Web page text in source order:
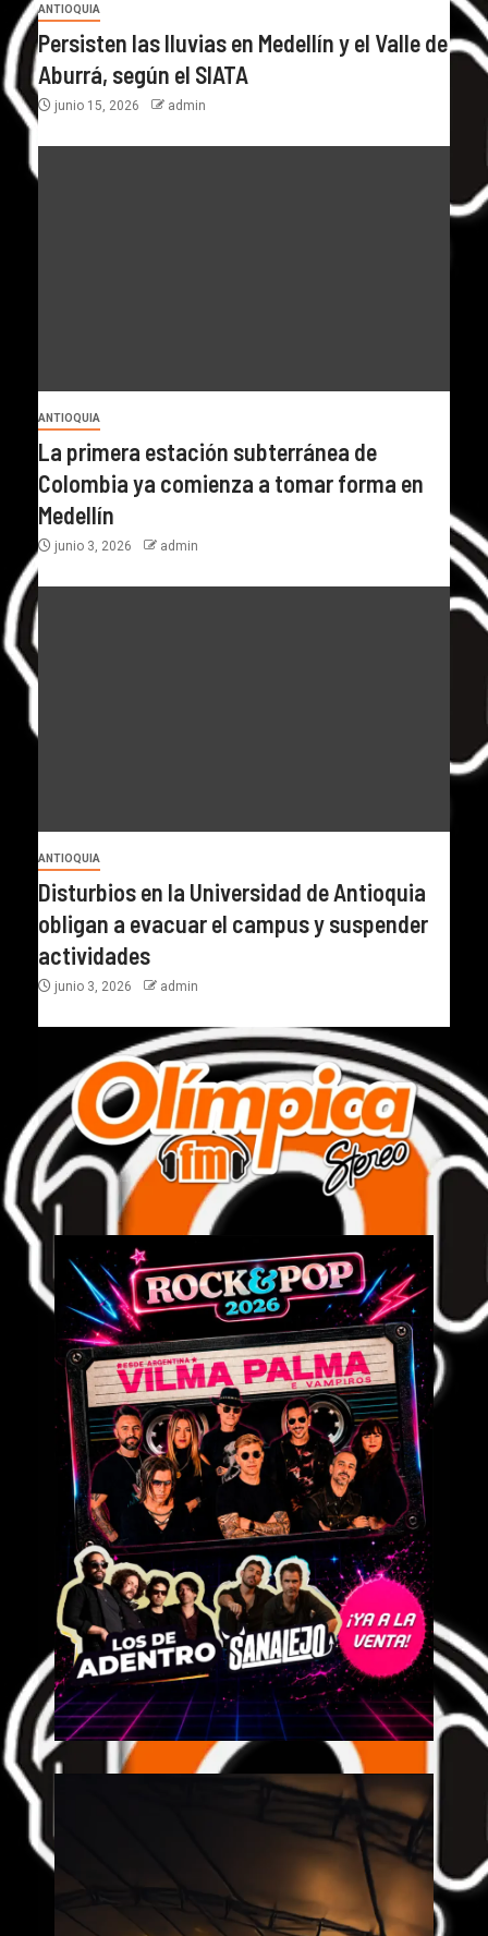
ANTIOQUIA
Persisten las lluvias en Medellín y el Valle de
Aburrá, según el SIATA
junio 15, 2026 admin
ANTIOQUIA
La primera estación subterránea de
Colombia ya comienza a tomar forma en
Medellín
junio 3, 2026 admin
ANTIOQUIA
Disturbios en la Universidad de Antioquia
obligan a evacuar el campus y suspender
actividades
junio 3, 2026 admin